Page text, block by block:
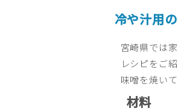
冷や汁用
宮崎県では
レシピをご
味噌を焼い
材料